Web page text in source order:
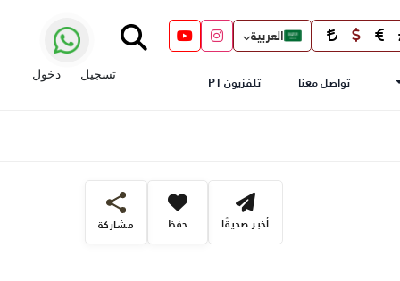
العربية
تواصل معنا تلفزيون PT تسجيل دخول
أخبر صديقًا حفظ مشاركة